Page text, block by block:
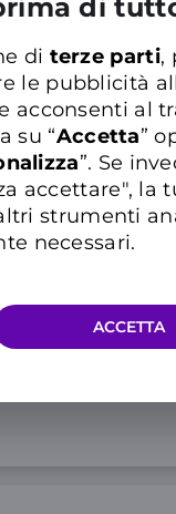
di
di terze parti,
le pubblicità
acconsenti al
su “Accetta”
”. Se
accettare", la
strumenti
necessari.
ACCETTA
Minuti illimitati
25 GIGA
Consulta lenote
10 ,99€
al mese
Info 5G e condizioni